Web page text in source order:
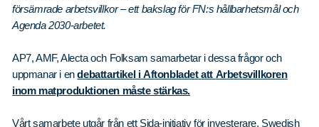
försämrade arbetsvillkor – ett bakslag för FN:s hållbarhetsmål och
Agenda 2030-arbetet.
AP7, AMF, Alecta och Folksam samarbetar i dessa frågor och
uppmanar i endebattartikeli Aftonbladet att Arbetsvillkoren
inom matproduktionen måste stärkas.
Vårt samarbete utgår från ett Sida-initiativ för investerare, Swedish